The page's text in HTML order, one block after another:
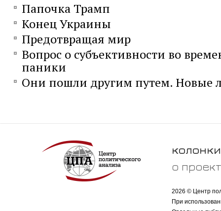
Папочка Трамп
Конец Украины
Предотвращая мир
Вопрос о субъективности во
паники
Они пошли другим путем. Новые
колонки
о
2026 © Центр
При